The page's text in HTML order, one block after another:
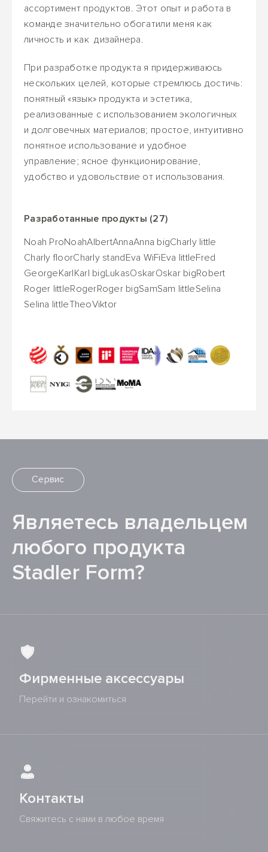
ассортимент продуктов. Этот опыт и работа в
команде значительно обогатили меня как
личность и как дизайнера.
При разработке продукта я придерживаюсь
нескольких целей, которые стремлюсь достичь:
понятный «язык» продукта и эстетика,
реализованные с использованием экологичных
и долговечных материалов; простое, интуитивно
понятное использование и удобное
управление; ясное функционирование,
удобство и удовольствие от использования.
Разработанные продукты (27)
Noah ProNoahAlbertAnnaAnna bigCharly little
Charly floorCharly standEva WiFiEva littleFred
GeorgeKarlKarl bigLukasOskarOskar bigRobert
Roger littleRogerRoger bigSamSam littleSelina
Selina littleTheoViktor
Сервис
Являетесь владельцем
любого продукта
Stadler Form?
Фирменные аксессуары
Перейти и ознакомиться
Контакты
Свяжитесь с нами в любое время